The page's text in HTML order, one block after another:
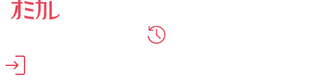
メインコンテンツへスキップ